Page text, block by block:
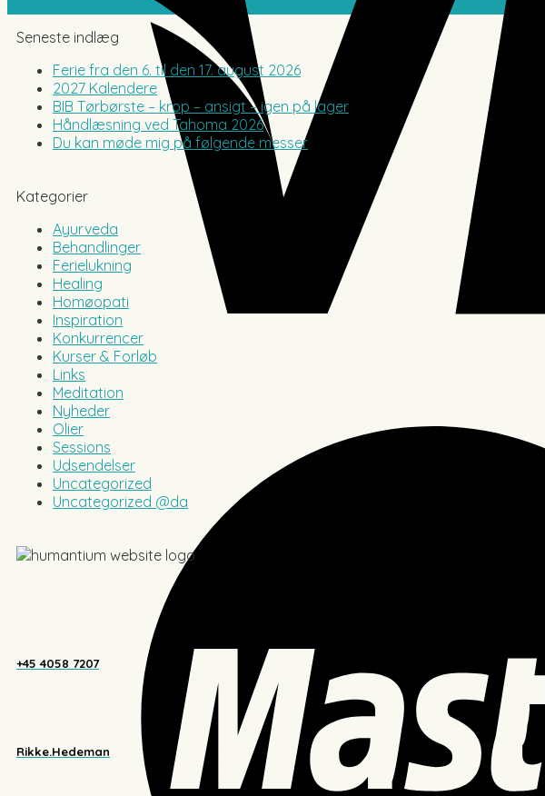
Seneste indlæg
Ferie fra den 6. til den 17. august 2026
2027 Kalendere
BIB Tørbørste – krop – ansigt – igen på lager
Håndlæsning ved Tahoma 2026
Du kan møde mig på følgende messer
Kategorier
Ayurveda
Behandlinger
Ferielukning
Healing
Homøopati
Inspiration
Konkurrencer
Kurser & Forløb
Links
Meditation
Nyheder
Olier
Sessions
Udsendelser
Uncategorized
Uncategorized @da
+45 4058 7207
Rikke.Hedeman